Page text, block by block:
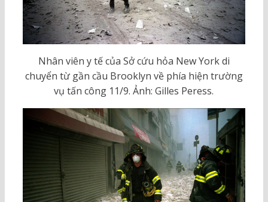
Nhân viên y tế của Sở cứu hỏa New York di
chuyển từ gần cầu Brooklyn về phía hiện trường
vụ tấn công 11/9. Ảnh: Gilles Peress.